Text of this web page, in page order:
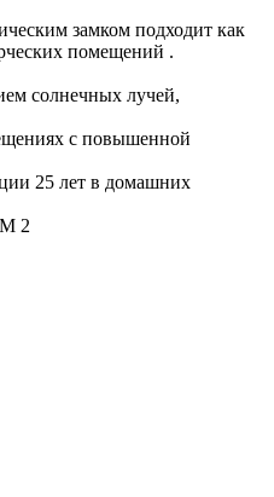
замком подходит как
помещений .
солнечных лучей,
с повышенной
25 лет в домашних
2